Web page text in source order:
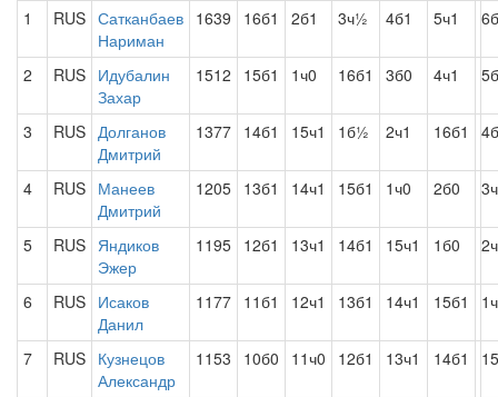
1
RUS Сатканбаев
Нариман
1639 16б1 2б1 3ч½ 4б1 5ч1
2 RUS Идубалин
Захар
1512 15б1 1ч0 16б1 3б0 4ч1
3 RUS Долганов
Дмитрий
1377 14б1 15ч1 1б½ 2ч1 16б1
4 RUS Манеев
Дмитрий
1205 13б1 14ч1 15б1 1ч0 2б0
5 RUS Яндиков
Эжер
1195 12б1 13ч1 14б1 15ч1 1б0
6 RUS Исаков
Данил
1177 11б1 12ч1 13б1 14ч1 15б1
7 RUS Кузнецов
Александр
1153 10б0 11ч0 12б1 13ч1 14б1